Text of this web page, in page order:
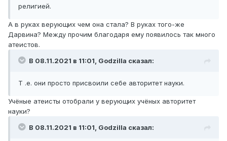
религией.
А в руках верующих чем она стала? В руках того-же
Дарвина? Между прочим благодаря ему появилось так много
атеистов.
В 08.11.2021 в 11:01, Godzilla сказал:
Т .е. они просто присвоили себе авторитет науки.
Учёные атеисты отобрали у верующих учёных авторитет
науки?
В 08.11.2021 в 11:01, Godzilla сказал: